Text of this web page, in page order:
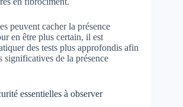
peuvent cacher la présence
en être plus certain, il est
des tests plus approfondis afin
significatives de la présence
essentielles à observer